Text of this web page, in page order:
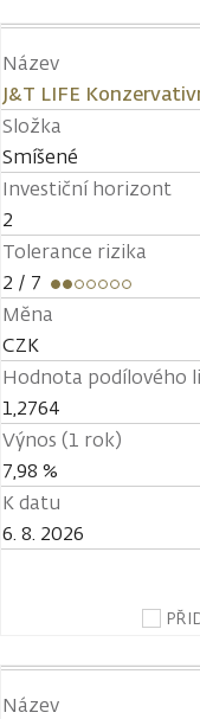
Název
J&T LIFE
Složka
Smíšené
Investiční horizont
2
Tolerance rizika
2 / 7
Měna
CZK
Hodnota podílového
1,2764
Výnos (1 rok)
7,98 %
K datu
6. 8. 2026
Název